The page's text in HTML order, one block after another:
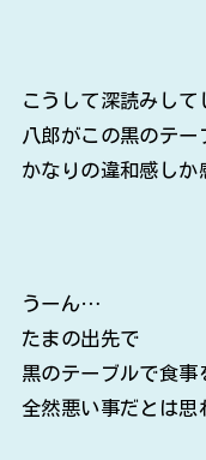
こうして深読みして
八郎がこの黒のテー
かなりの違和感しか
うーん…
たまの出先で
黒のテーブルで食事
全然悪い事だとは思